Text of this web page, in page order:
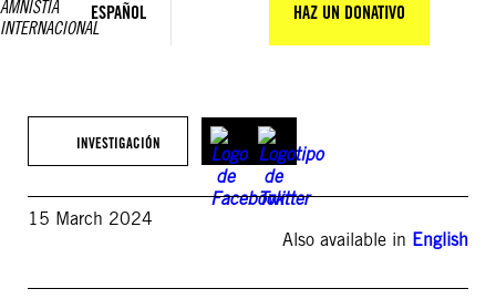
ESPAÑOL HAZ UN DONATIVO
INVESTIGACIÓN
15 March 2024
Also available in English